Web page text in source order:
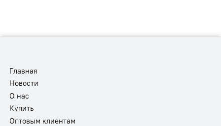
Главная
Новости
О нас
Купить
Оптовым клиентам